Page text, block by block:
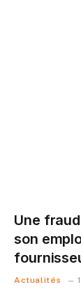
Une
son
Actualités